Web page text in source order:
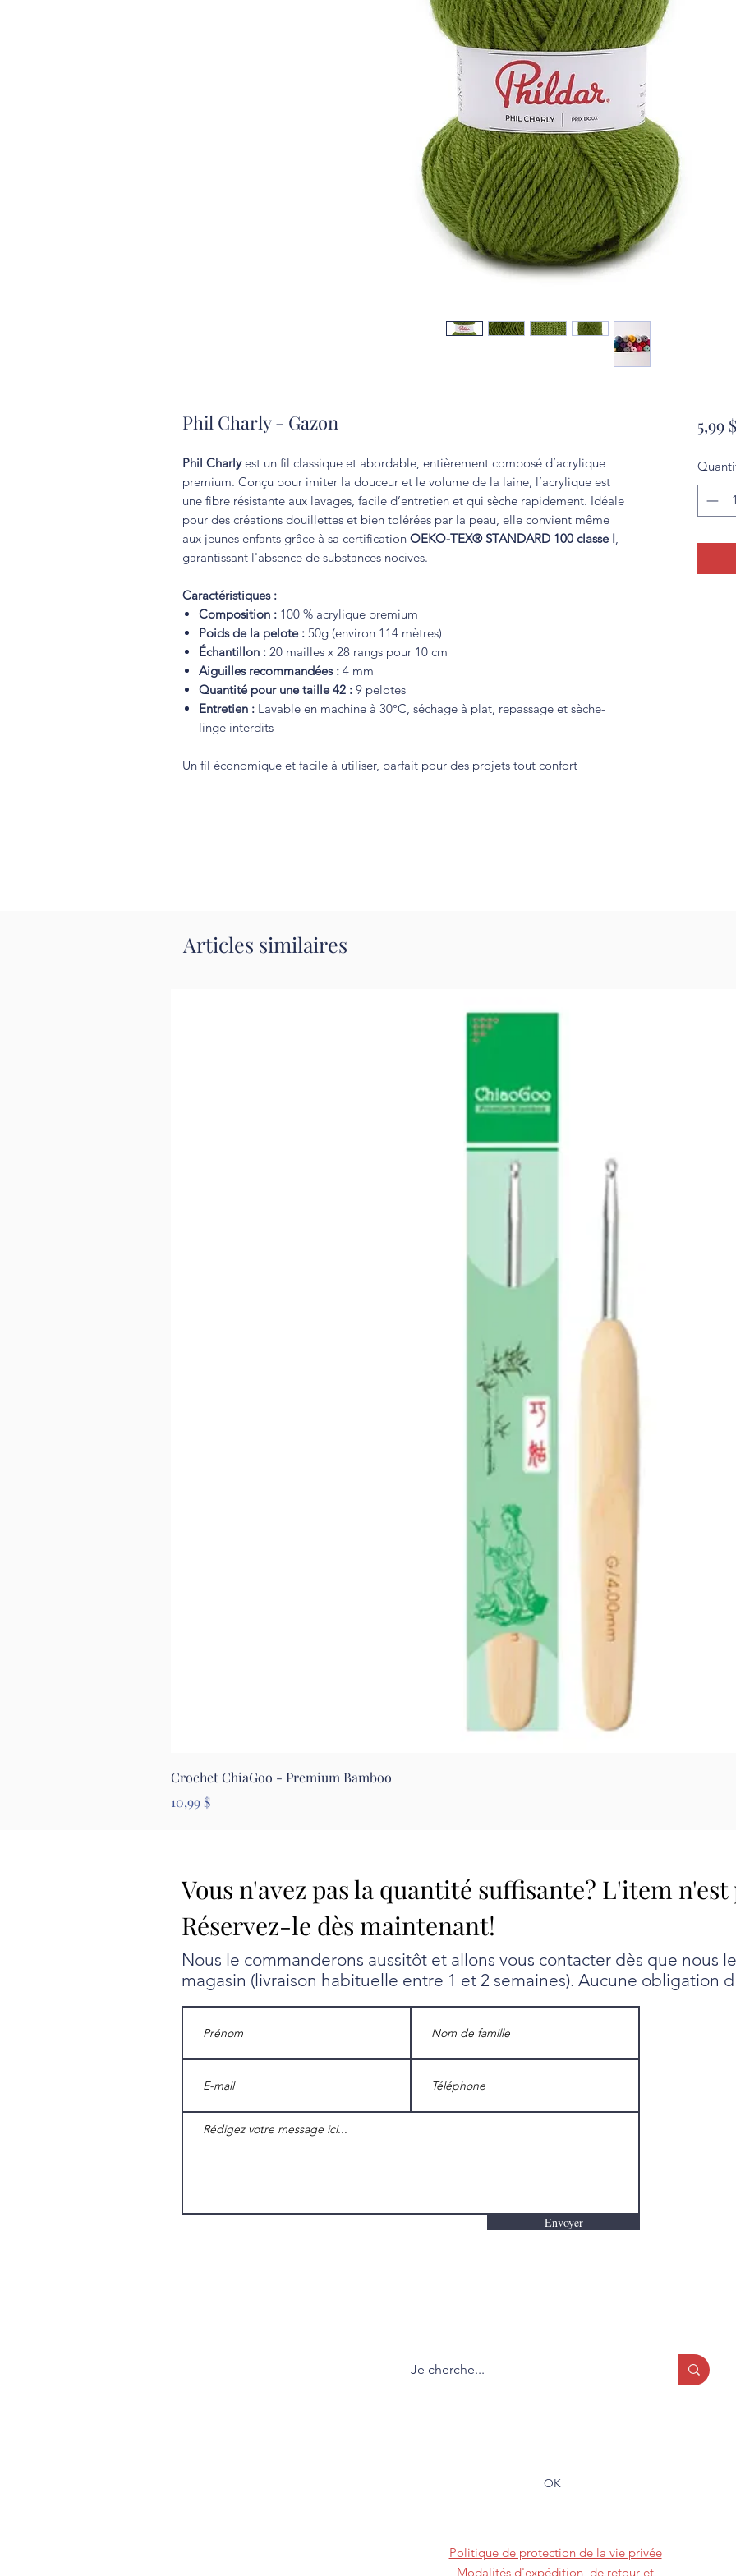
Phil Charly - Gazon
Phil Charlyest un fil classique et abordable, entièrement composé d’acrylique
premium. Conçu pour imiter la douceur et le volume de la laine, l’acrylique est
une fibre résistante aux lavages, facile d’entretien et qui sèche rapidement. Idéale
pour des créations douillettes et bien tolérées par la peau, elle convient même
aux jeunes enfants grâce à sa certification OEKO-TEX® STANDARD 100 classe I,
garantissant l'absence de substances nocives.
Caractéristiques :
Composition : 100 % acrylique premium
Poids de la pelote : 50g (environ 114 mètres)
Échantillon : 20 mailles x 28 rangs pour 10 cm
Aiguilles recommandées : 4 mm
Quantité pour une taille 42 : 9 pelotes
Entretien : Lavable en machine à 30°C, séchage à plat, repassage et sèche-
linge interdits
Un fil économique et facile à utiliser, parfait pour des projets tout confort
5,99 $
Articles similaires
Crochet ChiaGoo - Premium Bamboo
Prix
10,99 $
Vous n'avez pas la quantité suffisante? L'item
Réservez-le dès maintenant!
Nous le commanderons aussitôt et allons vous contacter dès que nous
magasin (livraison habituelle entre 1 et 2 semaines). Aucune obligation
Envoyer
OK
Politique de protection de la vie privée
Modalités d'expédition, de retour et